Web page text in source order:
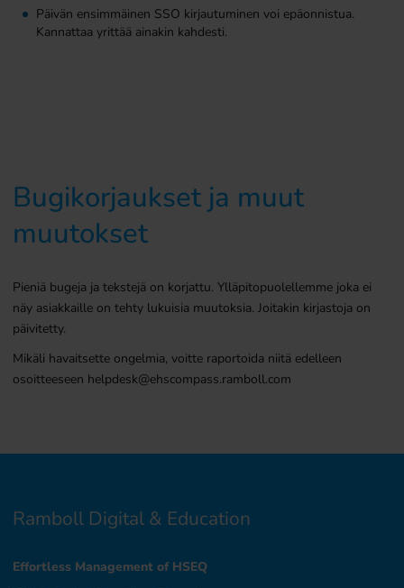
Päivän ensimmäinen SSO kirjautuminen voi epäonnistua.
Kannattaa yrittää ainakin kahdesti.
Bugikorjaukset ja muut
muutokset
Pieniä bugeja ja tekstejä on korjattu. Ylläpitopuolellemme joka ei
näy asiakkaille on tehty lukuisia muutoksia. Joitakin kirjastoja on
päivitetty.
Mikäli havaitsette ongelmia, voitte raportoida niitä edelleen
osoitteeseen helpdesk@ehscompass.ramboll.com
Ramboll Digital & Education
Effortless Management of HSEQ